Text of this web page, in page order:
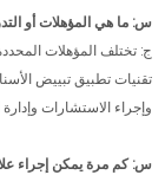
س: ما هي المؤهلات أو
ج: تختلف المؤهلات
تقنيات تطبيق تبييض
وإجراء الاستشارات وإدارة
س: كم مرة يمكن إجراء